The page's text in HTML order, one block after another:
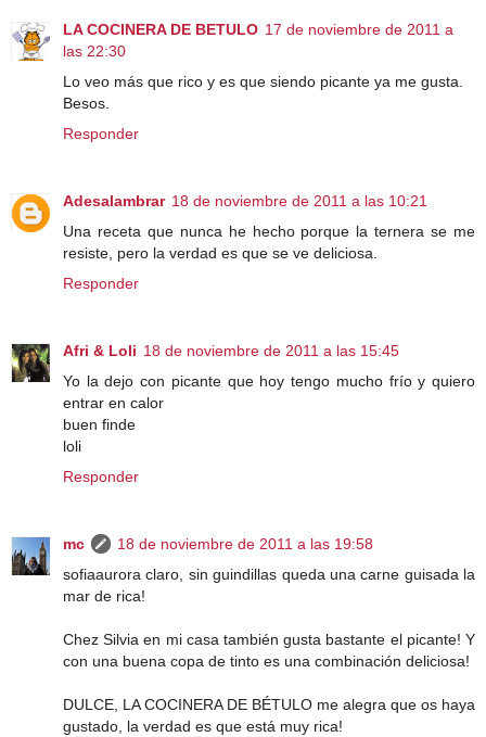
LA COCINERA DE BETULO 17 de noviembre de 2011 a
las 22:30
Lo veo más que rico y es que siendo picante ya me gusta.
Besos.
Responder
Adesalambrar 18 de noviembre de 2011 a las 10:21
Una receta que nunca he hecho porque la ternera se me
resiste, pero la verdad es que se ve deliciosa.
Responder
Afri & Loli 18 de noviembre de 2011 a las 15:45
Yo la dejo con picante que hoy tengo mucho frío y quiero
entrar en calor
buen finde
loli
Responder
mc
18 de noviembre de 2011 a las 19:58
sofiaaurora claro, sin guindillas queda una carne guisada la
mar de rica!
Chez Silvia en mi casa también gusta bastante el picante! Y
con una buena copa de tinto es una combinación deliciosa!
DULCE, LA COCINERA DE BÉTULO me alegra que os haya
gustado, la verdad es que está muy rica!